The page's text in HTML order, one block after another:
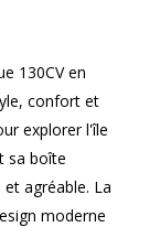
130CV en
confort et
explorer l'île
sa boîte
agréable. La
moderne